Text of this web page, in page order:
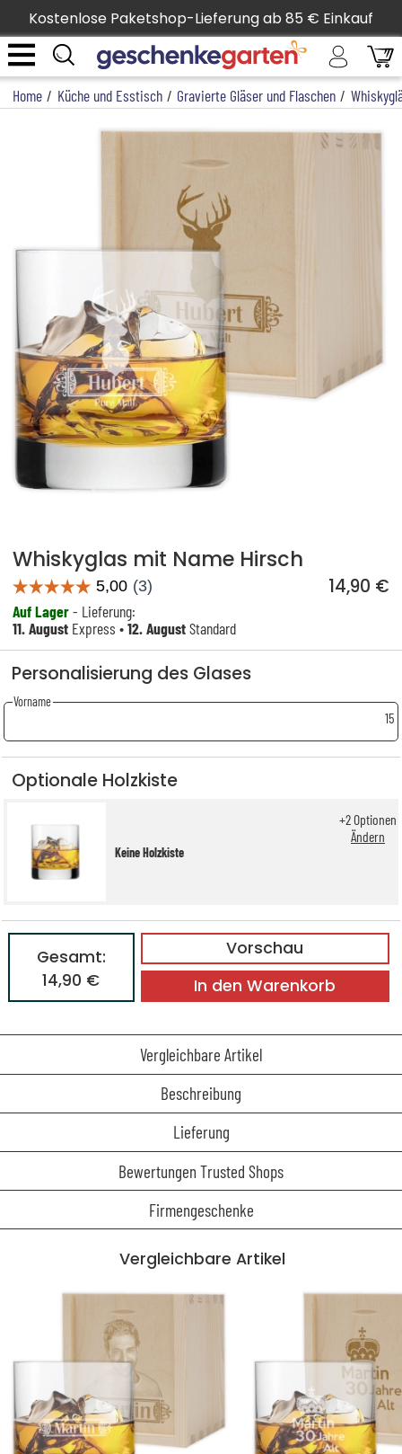
Kostenlose Paketshop-Lieferung ab 85 € Einkauf
Home / Küche und Esstisch / Gravierte Gläser und Flaschen /
Whiskyglas mit Name Hirsch
14,90 €
Auf Lager- Lieferung:
11. August Express •12. AugustStandard
Personalisierung des Glases
Vorname
15
Optionale Holzkiste
Keine Holzkiste
+2Optionen
Ändern
Vorschau
Gesamt:
14,90 €
In den Warenkorb
Vergleichbare Artikel
Beschreibung
Lieferung
Bewertungen Trusted Shops
Firmengeschenke
Vergleichbare Artikel